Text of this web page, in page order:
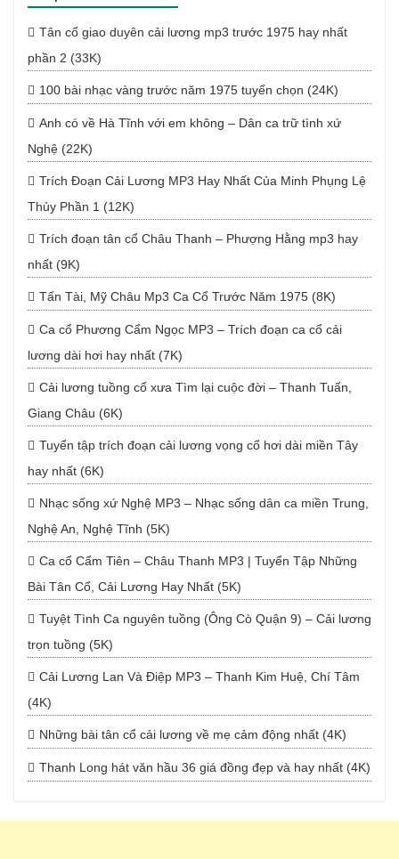
Tân cổ giao duyên cải lương mp3 trước 1975 hay nhất
phần 2 (33K)
100 bài nhạc vàng trước năm 1975 tuyển chọn (24K)
Anh có về Hà Tĩnh với em không – Dân ca trữ tình xứ
Nghệ (22K)
Trích Đoạn Cải Lương MP3 Hay Nhất Của Minh Phụng Lệ
Thủy Phần 1 (12K)
Trích đoạn tân cổ Châu Thanh – Phượng Hằng mp3 hay
nhất (9K)
Tấn Tài, Mỹ Châu Mp3 Ca Cổ Trước Năm 1975 (8K)
Ca cổ Phương Cẩm Ngọc MP3 – Trích đoạn ca cổ cải
lương dài hơi hay nhất (7K)
Cải lương tuồng cổ xưa Tìm lại cuộc đời – Thanh Tuấn,
Giang Châu (6K)
Tuyển tập trích đoạn cải lương vọng cổ hơi dài miền Tây
hay nhất (6K)
Nhạc sống xứ Nghệ MP3 – Nhạc sống dân ca miền Trung,
Nghệ An, Nghệ Tĩnh (5K)
Ca cổ Cẩm Tiên – Châu Thanh MP3 | Tuyển Tập Những
Bài Tân Cổ, Cải Lương Hay Nhất (5K)
Tuyệt Tình Ca nguyên tuồng (Ông Cò Quận 9) – Cải lương
trọn tuồng (5K)
Cải Lương Lan Và Điệp MP3 – Thanh Kim Huệ, Chí Tâm
(4K)
Những bài tân cổ cải lương về mẹ cảm động nhất (4K)
Thanh Long hát văn hầu 36 giá đồng đẹp và hay nhất (4K)